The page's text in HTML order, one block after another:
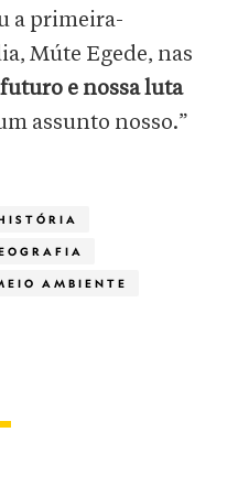
a primeira-
Múte Egede, nas
e nossa luta
assunto nosso.”
AMBIENTE